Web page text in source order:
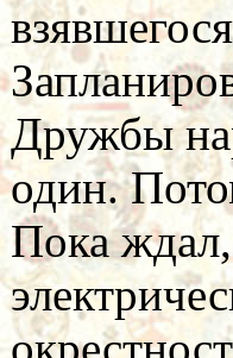
Дружбы
один.
Пока